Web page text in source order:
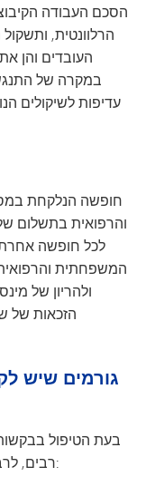
הסכם העבודה
הרלוונטית,
העובדים והן
במקרה של
עדיפות לשיקולים
חופשה הנלקחת
והרפואית בתשלום
לכל חופשה
המשפחתית
ולהריון של
הזכאות של
בעת הטיפול
רבים, לרבות, אך לא רק, הגורמים הבאים: